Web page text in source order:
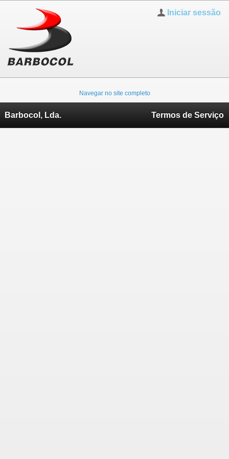
Iniciar sessão
Navegar no site completo
Barbocol, Lda. Termos de Serviço